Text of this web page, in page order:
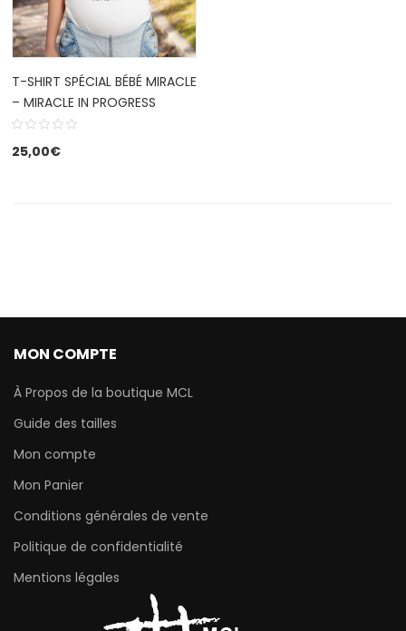
T-SHIRT SPÉCIAL BÉBÉ MIRACLE
– MIRACLE IN PROGRESS
25,00€
MON COMPTE
À Propos de la boutique MCL
Guide des tailles
Mon compte
Mon Panier
Conditions générales de vente
Politique de confidentialité
Mentions légales